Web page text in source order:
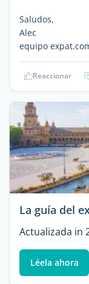
Saludos,
Alec
equipo
Reaccionar
La guía del
Actualizada in
Léela ahora